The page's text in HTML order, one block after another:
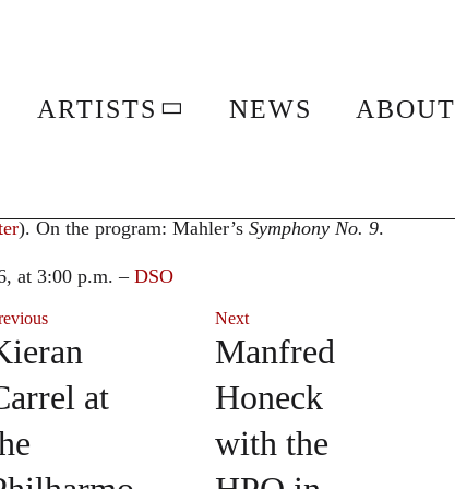
ARTISTS NEWS ABOUT
). On the program: Mahler’sSymphony No. 9.
at 3:00 p.m. –DSO
at
Next
Manfred
Honeck
with the